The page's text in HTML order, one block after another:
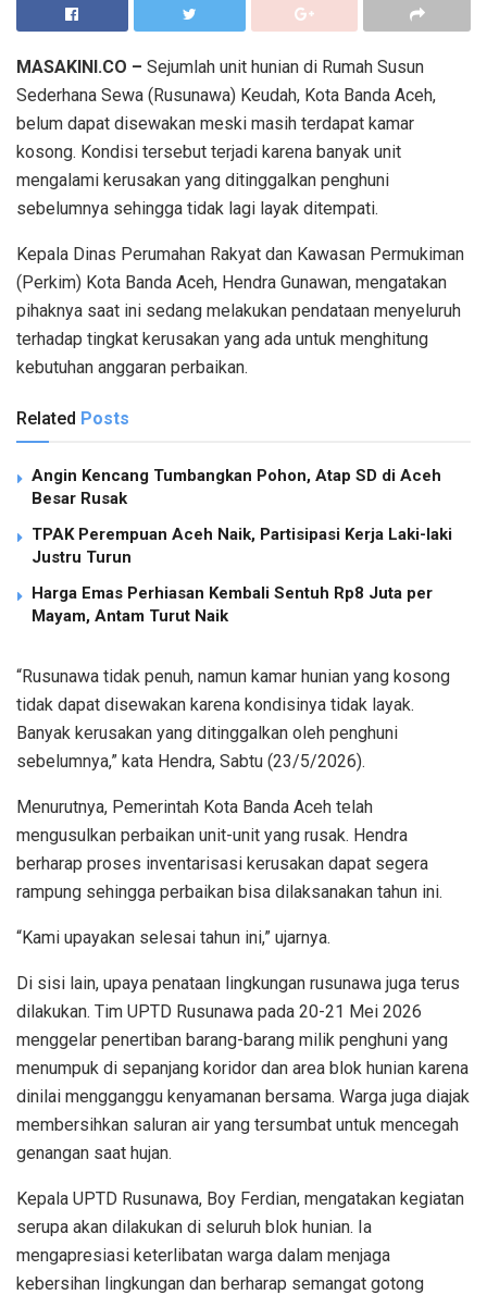
MASAKINI.CO – Sejumlah unit hunian di Rumah Susun
Sederhana Sewa (Rusunawa) Keudah, Kota Banda Aceh,
belum dapat disewakan meski masih terdapat kamar
kosong. Kondisi tersebut terjadi karena banyak unit
mengalami kerusakan yang ditinggalkan penghuni
sebelumnya sehingga tidak lagi layak ditempati.
Kepala Dinas Perumahan Rakyat dan Kawasan Permukiman
(Perkim) Kota Banda Aceh, Hendra Gunawan, mengatakan
pihaknya saat ini sedang melakukan pendataan menyeluruh
terhadap tingkat kerusakan yang ada untuk menghitung
kebutuhan anggaran perbaikan.
Related Posts
Angin Kencang Tumbangkan Pohon, Atap SD di Aceh
Besar Rusak
TPAK Perempuan Aceh Naik, Partisipasi Kerja Laki-laki
Justru Turun
Harga Emas Perhiasan Kembali Sentuh Rp8 Juta per
Mayam, Antam Turut Naik
“Rusunawa tidak penuh, namun kamar hunian yang kosong
tidak dapat disewakan karena kondisinya tidak layak.
Banyak kerusakan yang ditinggalkan oleh penghuni
sebelumnya,” kata Hendra, Sabtu (23/5/2026).
Menurutnya, Pemerintah Kota Banda Aceh telah
mengusulkan perbaikan unit-unit yang rusak. Hendra
berharap proses inventarisasi kerusakan dapat segera
rampung sehingga perbaikan bisa dilaksanakan tahun ini.
“Kami upayakan selesai tahun ini,” ujarnya.
Di sisi lain, upaya penataan lingkungan rusunawa juga terus
dilakukan. Tim UPTD Rusunawa pada 20-21 Mei 2026
menggelar penertiban barang-barang milik penghuni yang
menumpuk di sepanjang koridor dan area blok hunian karena
dinilai mengganggu kenyamanan bersama. Warga juga diajak
membersihkan saluran air yang tersumbat untuk mencegah
genangan saat hujan.
Kepala UPTD Rusunawa, Boy Ferdian, mengatakan kegiatan
serupa akan dilakukan di seluruh blok hunian. Ia
mengapresiasi keterlibatan warga dalam menjaga
kebersihan lingkungan dan berharap semangat gotong